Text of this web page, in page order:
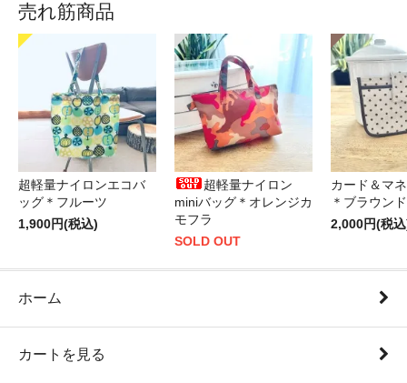
売れ筋商品
超軽量ナイロンエコバ
ッグ＊フルーツ
1,900円(税込)
超軽量ナイロン
miniバッグ＊オレンジカ
モフラ
SOLD OUT
カード＆マ
＊ブラウン
2,000円(税
ホーム
カートを見る